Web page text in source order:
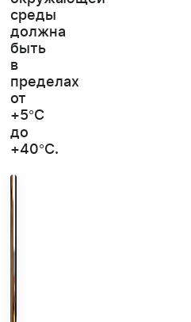
среды
должна
быть
в
пределах
от
+5°С
до
+40°С.